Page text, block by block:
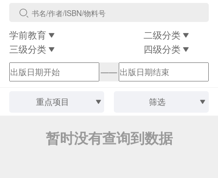
学前教育
二级分类
三级分类
四级分类
——
重点项目 筛选
暂时没有查询到数据